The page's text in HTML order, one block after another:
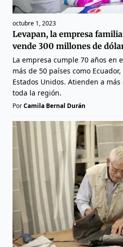
octubre 1, 2023
Levapan, la empresa
vende 300 millones de
La empresa cumple 70 años en
más de 50 países como
Estados Unidos. Atienden a
toda la región.
PorCamila Bernal Durán